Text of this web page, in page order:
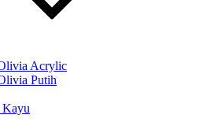
Acrylic
Putih
Kayu